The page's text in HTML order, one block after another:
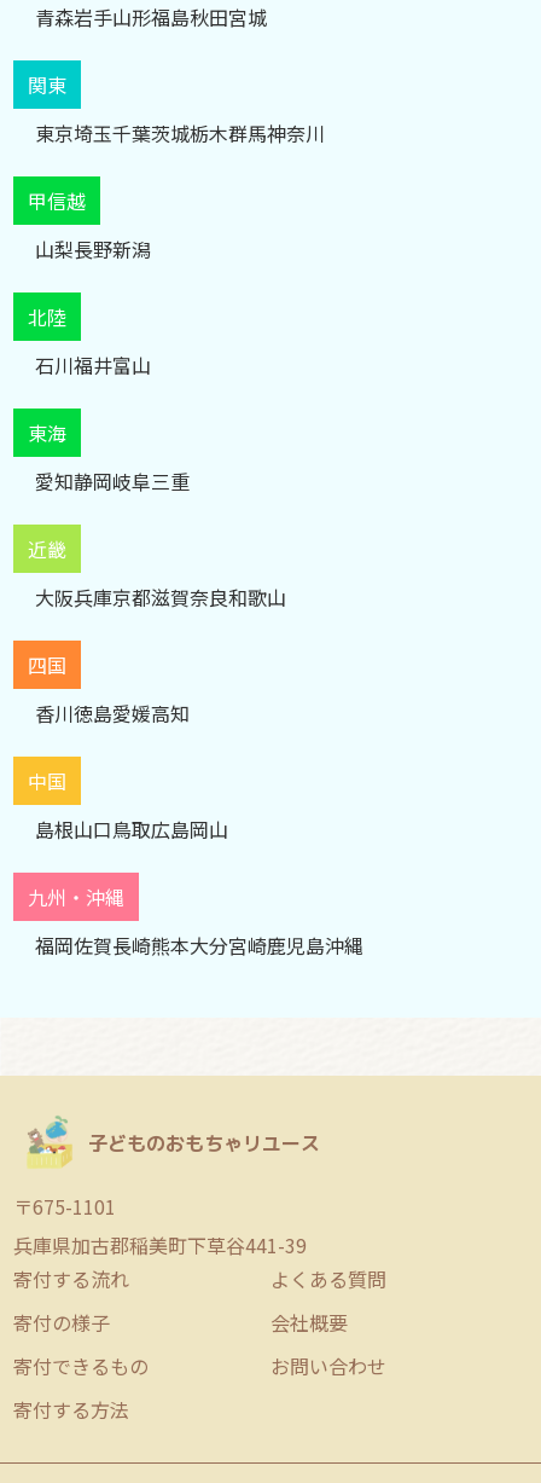
青森岩手山形福島秋田宮城
関東
東京埼玉千葉茨城栃木群馬神奈川
甲信越
山梨長野新潟
北陸
石川福井富山
東海
愛知静岡岐阜三重
近畿
大阪兵庫京都滋賀奈良和歌山
四国
香川徳島愛媛高知
中国
島根山口鳥取広島岡山
九州・沖縄
福岡佐賀長崎熊本大分宮崎鹿児島沖縄
子どものおもちゃリユース
〒675-1101
兵庫県加古郡稲美町下草谷441-39
寄付する流れ
寄付の様子
寄付できるもの
寄付する方法
よくある質問
会社概要
お問い合わせ